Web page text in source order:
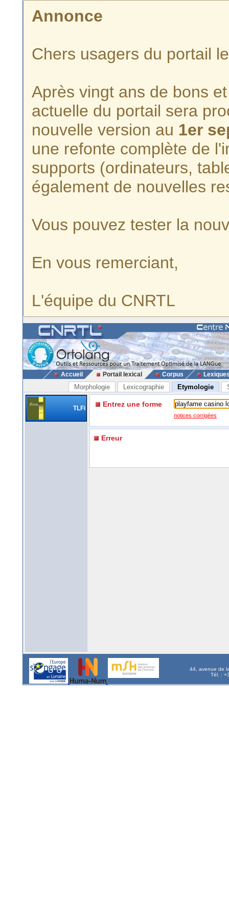
Annonce
Chers usagers du portail
Après vingt ans de bons
actuelle du portail sera
nouvelle version au 1er
une refonte complète de
supports (ordinateurs,
également de nouvelles
Vous pouvez tester la
En vous remerciant,
L'équipe du CNRTL
Accueil Portail lexical Corpus
Morphologie Lexicographie Etymologie
TLFi Entrez une forme
notices corrigées
Erreur
44, avenue de
Tél. :